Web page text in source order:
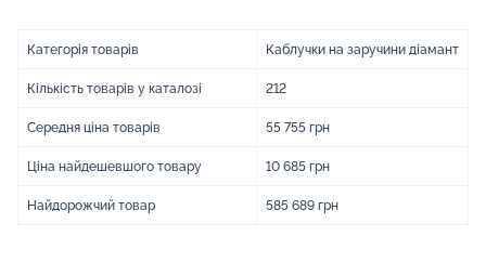
Категорія товарів Каблучки на заручини діамант
Кількість товарів у каталозі 212
Середня ціна товарів 55 755 грн
Ціна найдешевшого товару 10 685 грн
Найдорожчий товар 585 689 грн